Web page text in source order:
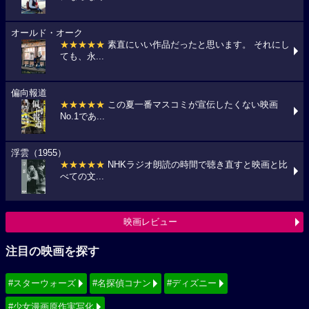
オールド・オーク
★★★★★ 素直にいい作品だったと思います。 それにし
ても、永...
偏向報道
★★★★★ この夏一番マスコミが宣伝したくない映画
No.1であ...
浮雲（1955）
★★★★★ NHKラジオ朗読の時間で聴き直すと映画と比
べての文...
映画レビュー
注目の映画を探す
#スターウォーズ #名探偵コナン #ディズニー
#少女漫画原作実写化